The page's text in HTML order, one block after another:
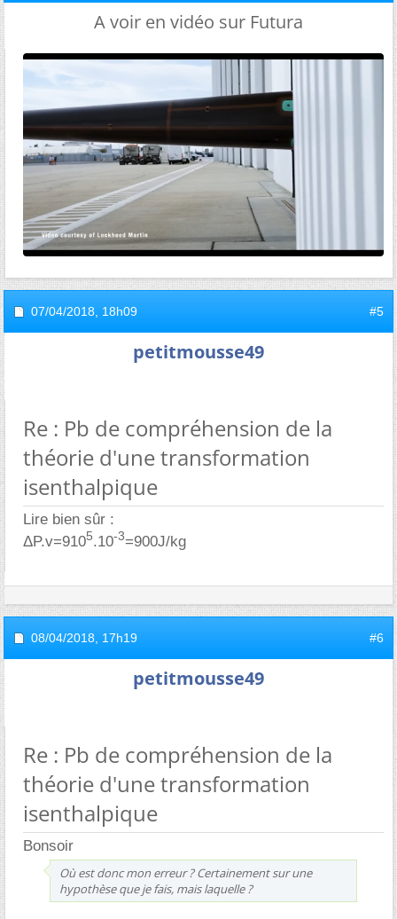
A voir en vidéo sur Futura
07/04/2018, 18h09 #5
petitmousse49
Re : Pb de compréhension de la
théorie d'une transformation
isenthalpique
Lire bien sûr :
ΔP.v=9105.10-3=900J/kg
08/04/2018, 17h19 #6
petitmousse49
Re : Pb de compréhension de la
théorie d'une transformation
isenthalpique
Bonsoir
Où est donc mon erreur ? Certainement sur une
hypothèse que je fais, mais laquelle ?